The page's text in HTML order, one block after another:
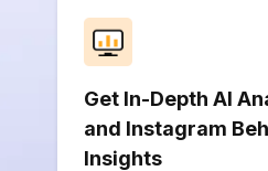
Get In-Depth AI
and Instagram
Insights